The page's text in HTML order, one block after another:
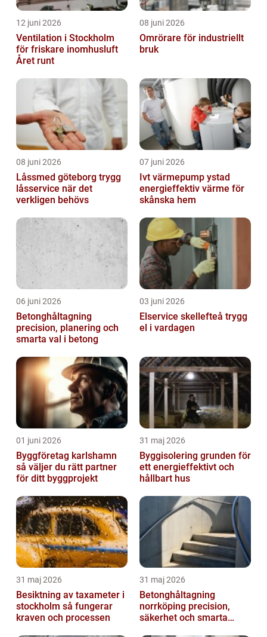
12 juni 2026
Ventilation i Stockholm
för friskare inomhusluft
Året runt
08 juni 2026
Omrörare för industriellt
bruk
08 juni 2026
Låssmed göteborg trygg
låsservice när det
verkligen behövs
07 juni 2026
Ivt värmepump ystad
energieffektiv värme för
skånska hem
06 juni 2026
Betonghåltagning
precision, planering och
smarta val i betong
03 juni 2026
Elservice skellefteå trygg
el i vardagen
01 juni 2026
Byggföretag karlshamn
så väljer du rätt partner
för ditt byggprojekt
31 maj 2026
Byggisolering grunden för
ett energieffektivt och
hållbart hus
31 maj 2026
Besiktning av taxameter i
stockholm så fungerar
kraven och processen
31 maj 2026
Betonghåltagning
norrköping precision,
säkerhet och smarta